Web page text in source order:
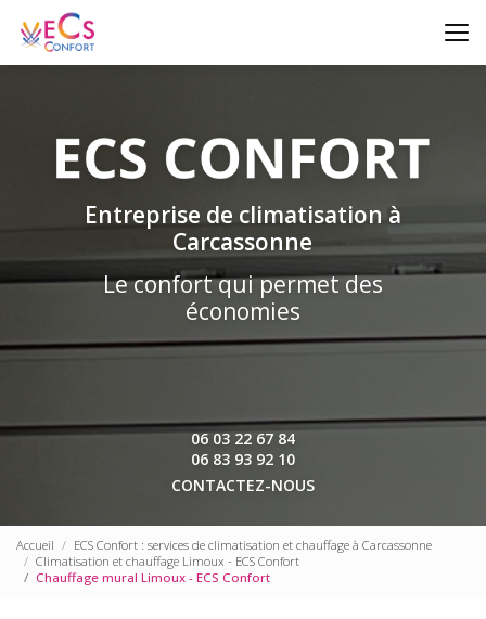
contenu
principal
Entreprise de climatisation à
Carcassonne
Le confort qui permet des
économies
06 03 22 67 84
06 83 93 92 10
CONTACTEZ-NOUS
Accueil
ECS Confort : services de climatisation et chauffage à Carcassonne
Climatisation et chauffage Limoux - ECS Confort
Chauffage mural Limoux - ECS Confort